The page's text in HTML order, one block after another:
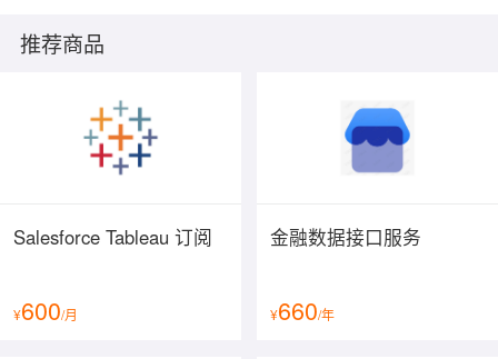
推荐商品
Salesforce Tableau 订阅
¥600/月
金融数据接口服务
¥660/年